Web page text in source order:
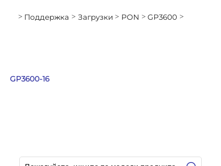
> Поддержка > Загрузки > PON > GP3600 >
GP3600-16